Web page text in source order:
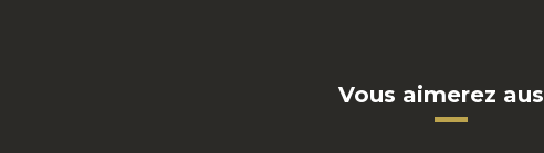
Vous aimerez